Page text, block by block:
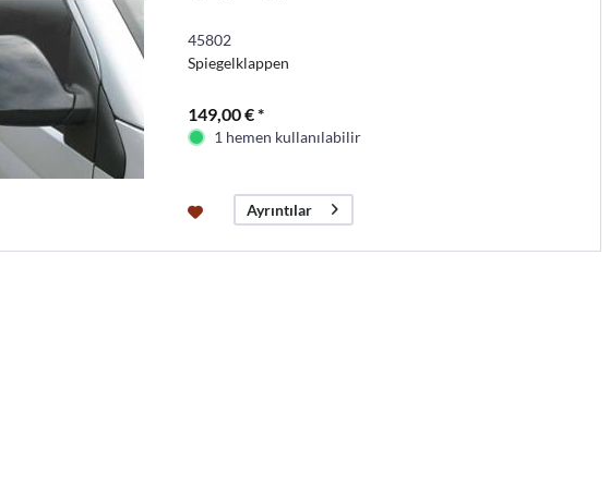
45802
Spiegelklappen
149,00 € *
1 hemen kullanılabilir
Ayrıntılar